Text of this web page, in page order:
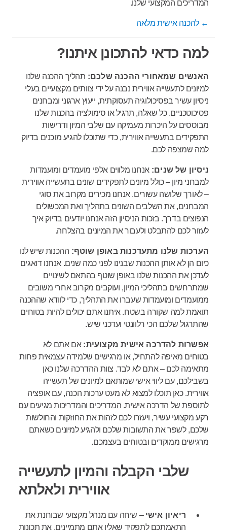
המדריכים המקצועי שלנו.
←להכנה אישית מלאה
למה כדאי להתכונן איתנו?
האנשים שמאחורי ההכנה שלכם: תהליך ההכנה שלנו
למיונים לתעשייה אווירית נבנה על ידי צוותים מקצועיים בעלי
ניסיון עשיר בפסיכולוגיה תעסוקתית, ייעוץ ארגוני ומבחנים
פסיכוטכניים. כל שאלה, תרגיל או סימולציה בהכנות שלנו
מבוססים על היכרות מעמיקה עם שלבי המיון ודרישות
התפקידים בתעשייה אווירית, כדי שתוכלו להגיע מוכנים בדיוק
למה שמצפה לכם.
ניסיון של שנים:אנחנו מלווים אלפי מועמדים ומועמדות
למבחני מיון – כולל מיונים לתפקידים שונים בתעשייה אווירית
– לאורך שלושה עשורים. אנחנו מכירים מקרוב את סוגי
המבחנים, את השלבים השונים בתהליך ואת המכשולים
הנפוצים בדרך. בזכות הניסיון הזה אנחנו יודעים בדיוק איך
לעזור לכם להתבלט ולעבור את המיונים בהצלחה.
הערכות שלנו מתעדכנות באופן שוטף: ההכנות שיש לנו
כיום הן לא אותן ההכנות שבנינו לפני כמה שנים. אנחנו דואגים
לעדכן את ההכנות שלנו באופן שוטף בהתאם לשינויים
שמתרחשים בתהליכי המיון, ועוקבים מקרוב אחרי משובים
ממועמדים ומועמדות שעברו את התהליך, כדי לוודא שההכנה
תואמת למה שקורה בשטח. איתנו אתם יכולים להיות בטוחים
שהתרגול שלכם הכי רלוונטי ועדכני שיש.
אפשרות להדרכה אישית מקצועית:אם אתם לא
בטוחים מאיפה להתחיל, או מרגישים שלמידה עצמאית פחות
מתאימה לכם – אתם לא לבד. צוות ההדרכה שלנו כאן
בשבילכם, עם ליווי אישי שמותאם למיונים של תעשייה
אווירית. כאן תוכלו למצוא לא מעט ערכות הכנה, עם אופציה
לתוספת של הדרכה אישית. המדריכים והמדריכות מגיעים עם
רקע מקצועי עשיר, ויעזרו לכם לזהות את החוזקות והחולשות
שלכם, לשפר את התשובות שלכם ולהגיע למיונים כשאתם
מרגישים ממוקדים ובטוחים בעצמכם.
שלבי הקבלה והמיון לתעשייה
אווירית ולאלתא
ריאיון אישי – שיחה עם מנהל מקצועי שבוחנת את
התאמתכם לתפקיד שאליו אתם מתמיינים, את תכונות